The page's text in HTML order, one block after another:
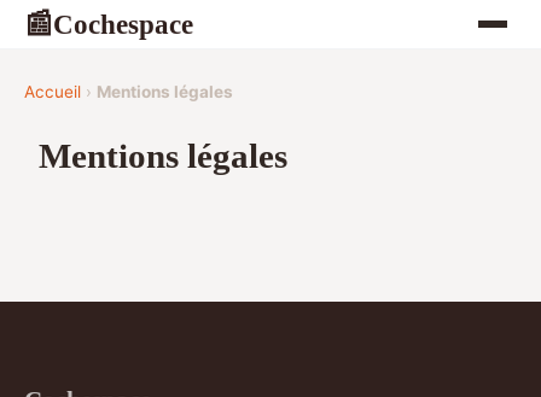
📰Cochespace
Accueil › Mentions légales
Mentions légales